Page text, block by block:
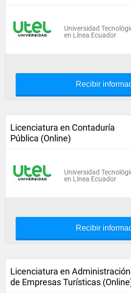
Universidad
en Línea Ecuador
Recibir
Licenciatura en Contaduría
Pública (Online)
Universidad
en Línea Ecuador
Recibir
Licenciatura en Administración
de Empresas Turísticas